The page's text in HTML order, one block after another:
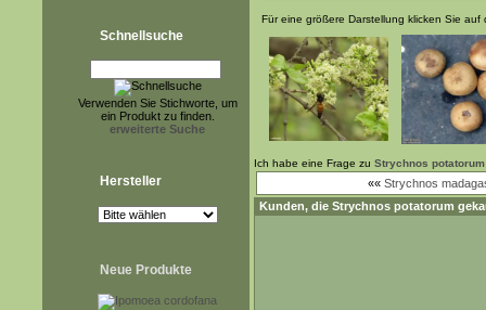
Schnellsuche
Verwenden Sie Stichworte, um
ein Produkt zu finden.
erweiterte Suche
Hersteller
Neue Produkte
Für eine größere Darstellung klicken Sie auf
Ich habe eine Frage zu Strychnos potatorum
«« Strychnos
Kunden, die Strychnos potatorum